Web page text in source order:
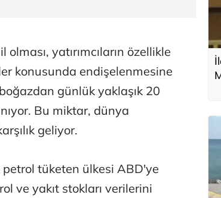
yatırımcıların özellikle
konusunda endişelenmesine
günlük yaklaşık 20
Bu miktar, dünya
geliyor.
petrol tüketen ülkesi ABD'ye
ve yakıt stokları verilerini